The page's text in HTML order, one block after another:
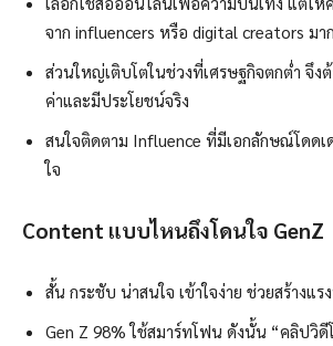
จาก influencers หรือ digital creators มา
ส่วนใหญ่เติบโตในช่วงที่เศรษฐกิจตกต่ำ จึง
ค่าและมีประโยชน์จริง
สนใจติดตาม Influence ที่มีเอกลักษณ์โดดเ
ใจ
Content แบบไหนถึงโดนใจ GenZ
สั้น กระชับ น่าสนใจ เข้าใจง่าย ช่วยสร้างแร
Gen Z 98% ใช้สมาร์ทโฟน ดังนั้น “คลิปวิดี